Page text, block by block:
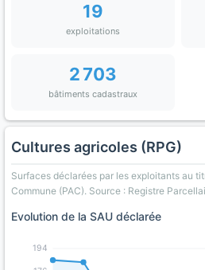
19
exploitations
2 703
bâtiments cadastraux
Cultures agricoles (RPG)
Surfaces déclarées par les exploitants au
Commune (PAC). Source : Registre
Evolution de la SAU déclarée
194